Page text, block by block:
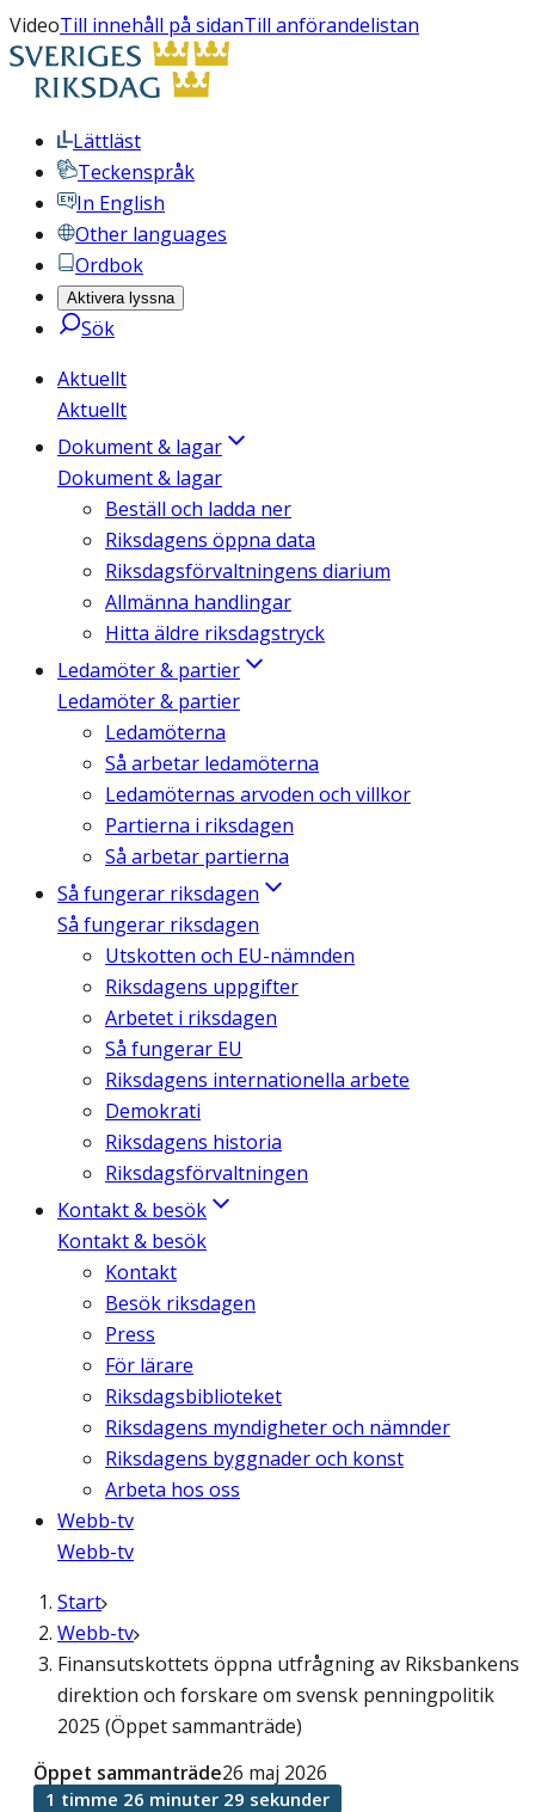
VideoTill innehåll på sidanTill anförandelistan
Lättläst
Teckenspråk
In English
Other languages
Ordbok
Aktivera lyssna
Sök
Aktuellt
Aktuellt
Dokument & lagar
Dokument & lagar
Beställ och ladda ner
Riksdagens öppna data
Riksdagsförvaltningens diarium
Allmänna handlingar
Hitta äldre riksdagstryck
Ledamöter & partier
Ledamöter & partier
Ledamöterna
Så arbetar ledamöterna
Ledamöternas arvoden och villkor
Partierna i riksdagen
Så arbetar partierna
Så fungerar riksdagen
Så fungerar riksdagen
Utskotten och EU-nämnden
Riksdagens uppgifter
Arbetet i riksdagen
Så fungerar EU
Riksdagens internationella arbete
Demokrati
Riksdagens historia
Riksdagsförvaltningen
Kontakt & besök
Kontakt & besök
Kontakt
Besök riksdagen
Press
För lärare
Riksdagsbiblioteket
Riksdagens myndigheter och nämnder
Riksdagens byggnader och konst
Arbeta hos oss
Webb-tv
Webb-tv
Start
Webb-tv
Finansutskottets öppna utfrågning av Riksbankens
direktion och forskare om svensk penningpolitik
2025 (Öppet sammanträde)
Öppet sammanträde26 maj 2026
1 timme 26 minuter 29 sekunder